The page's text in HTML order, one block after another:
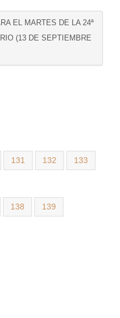
EL MARTES DE LA 24ª
(13 DE SEPTIEMBRE
131 132 133
138 139